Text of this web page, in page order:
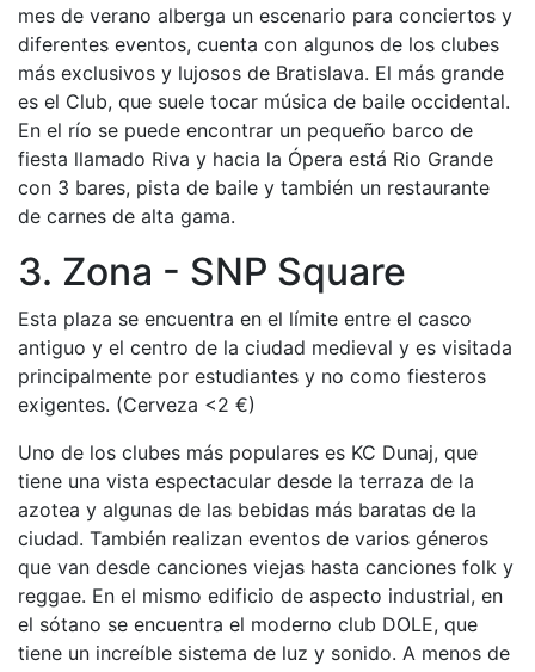
mes de verano alberga un escenario para conciertos y
diferentes eventos, cuenta con algunos de los clubes
más exclusivos y lujosos de Bratislava. El más grande
es el Club, que suele tocar música de baile occidental.
En el río se puede encontrar un pequeño barco de
fiesta llamado Riva y hacia la Ópera está Rio Grande
con 3 bares, pista de baile y también un restaurante
de carnes de alta gama.
3. Zona - SNP Square
Esta plaza se encuentra en el límite entre el casco
antiguo y el centro de la ciudad medieval y es visitada
principalmente por estudiantes y no como fiesteros
exigentes. (Cerveza <2 €)
Uno de los clubes más populares es KC Dunaj, que
tiene una vista espectacular desde la terraza de la
azotea y algunas de las bebidas más baratas de la
ciudad. También realizan eventos de varios géneros
que van desde canciones viejas hasta canciones folk y
reggae. En el mismo edificio de aspecto industrial, en
el sótano se encuentra el moderno club DOLE, que
tiene un increíble sistema de luz y sonido. A menos de